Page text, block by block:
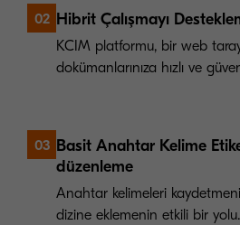
02 Hibrit Çalışmayı
KCIM platformu, bir web
dokümanlarınıza hızlı ve
03 Basit Anahtar Kelime
düzenleme
Anahtar kelimeleri
dizine eklemenin etkili bir yolu.